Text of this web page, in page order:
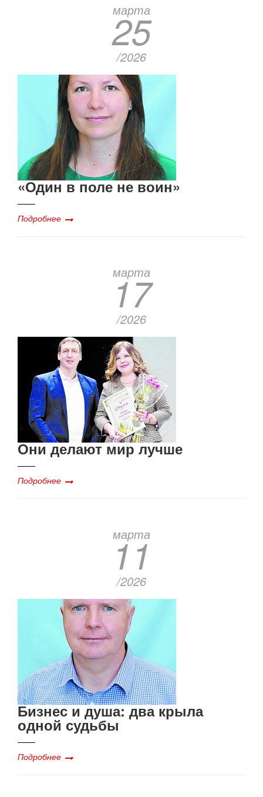
марта
25
/2026
«Один в поле не воин»
Подробнее
марта
17
/2026
Они делают мир лучше
Подробнее
марта
11
/2026
Бизнес и душа: два крыла
одной судьбы
Подробнее